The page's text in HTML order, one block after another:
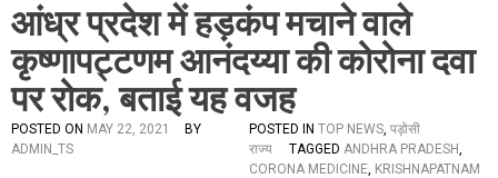
आंध्र प्रदेश में हड़कंप मचाने वाले
कृष्णापट्टणम आनंदय्या की कोरोना दवा
पर रोक, बताई यह वजह
POSTED ON MAY 22, 2021
BY
ADMIN_TS
POSTED IN TOP NEWS, पड़ोसी
राज्य
TAGGED ANDHRA PRADESH,
CORONA MEDICINE, KRISHNAPATNAM